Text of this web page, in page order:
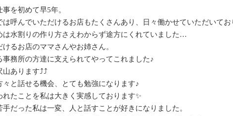
を初めて早5年。
呼んでいただけるお店もたくさんあり、日々働かせていただいてお
は水割りの作り方さえわからず途方にくれていました…
るお店のママさんやお姉さん。
事務所の方達に支えられてやってこれました♪
山あります⤴⤴
と話せる機会、とても勉強になります♪
たことを私は大きく実感しております✨
だった私は一変、人と話すことが好きになりました。